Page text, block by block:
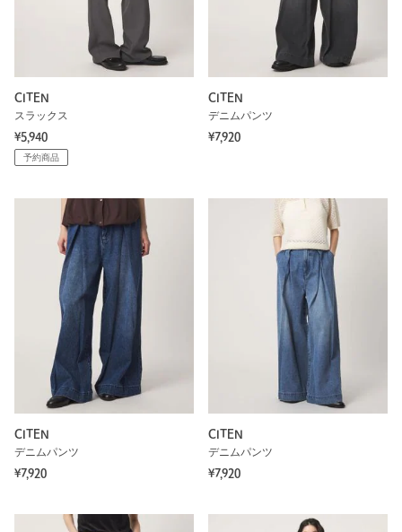
CITEN
スラックス
¥5,940
予約商品
CITEN
デニムパンツ
¥7,920
CITEN
デニムパンツ
¥7,920
CITEN
デニムパンツ
¥7,920